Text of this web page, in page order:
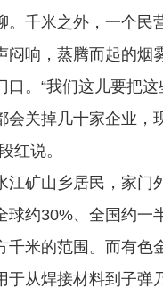
。千米之外，一个民
闷响，蒸腾而起的烟
口。“我们这儿要把
会关掉几十家企业，
红说。
矿山乡居民，家门
球约30%、全国约一
千米的范围。而有色
于从焊接材料到子弹